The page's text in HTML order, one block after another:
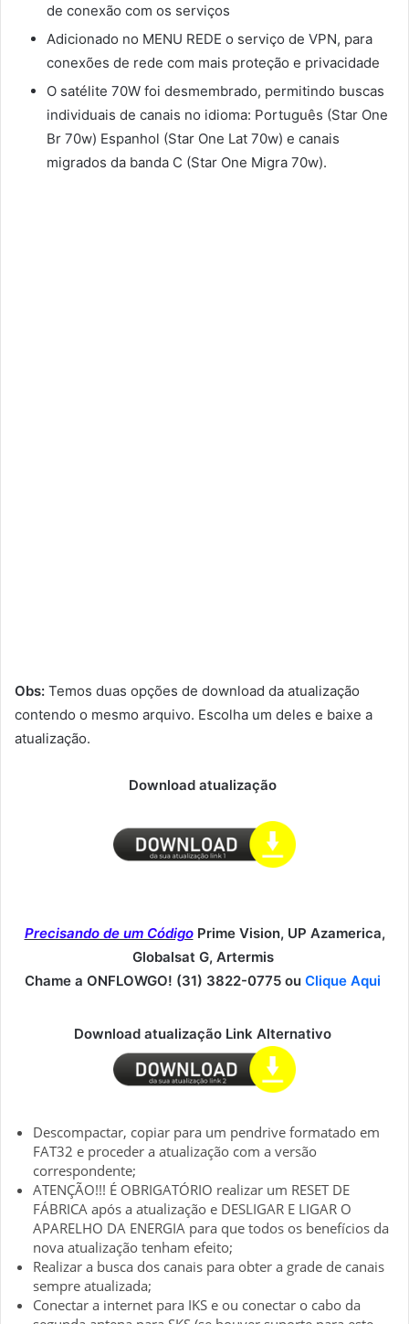
de conexão com os serviços
Adicionado no MENU REDE o serviço de VPN, para
conexões de rede com mais proteção e privacidade
O satélite 70W foi desmembrado, permitindo buscas
individuais de canais no idioma: Português (Star One
Br 70w) Espanhol (Star One Lat 70w) e canais
migrados da banda C (Star One Migra 70w).
Obs: Temos duas opções de download da atualização
contendo o mesmo arquivo. Escolha um deles e baixe a
atualização.
Download atualização
Precisando de um Código Prime Vision, UP Azamerica,
Globalsat G, Artermis
Chame a ONFLOWGO! (31) 3822-0775 ou Clique Aqui
Download atualização Link Alternativo
Descompactar, copiar para um pendrive formatado em
FAT32 e proceder a atualização com a versão
correspondente;
ATENÇÃO!!! É OBRIGATÓRIO realizar um RESET DE
FÁBRICA após a atualização e DESLIGAR E LIGAR O
APARELHO DA ENERGIA para que todos os benefícios da
nova atualização tenham efeito;
Realizar a busca dos canais para obter a grade de canais
sempre atualizada;
Conectar a internet para IKS e ou conectar o cabo da